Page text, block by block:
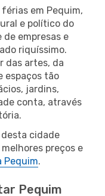
em Pequim,
e político do
de empresas e
riquíssimo.
das artes, da
espaços tão
jardins,
conta, através
cidade
preços e
Pequim.
Pequim